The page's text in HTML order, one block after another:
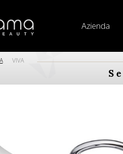
Azienda
VIVA